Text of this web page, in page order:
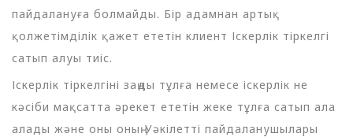
пайдалануға болмайды. Бір адамнан артық
қолжетімділік қажет ететін клиент Іскерлік тіркелгі
сатып алуы тиіс.
Іскерлік тіркелгіні заңды тұлға немесе іскерлік не
кәсіби мақсатта әрекет ететін жеке тұлға сатып ала
алады және оны оның Уәкілетті пайдаланушылары